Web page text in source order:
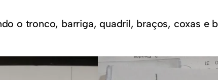
o tronco, barriga, quadril, braços, coxas e